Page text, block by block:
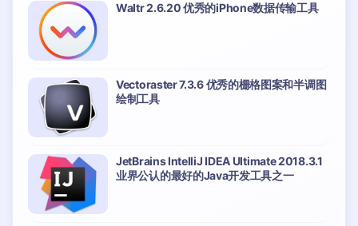
Waltr 2.6.20 优秀的iPhone数据传输工具
Vectoraster 7.3.6 优秀的栅格图案和半调图
绘制工具
JetBrains IntelliJ IDEA Ultimate 2018.3.1
业界公认的最好的Java开发工具之一